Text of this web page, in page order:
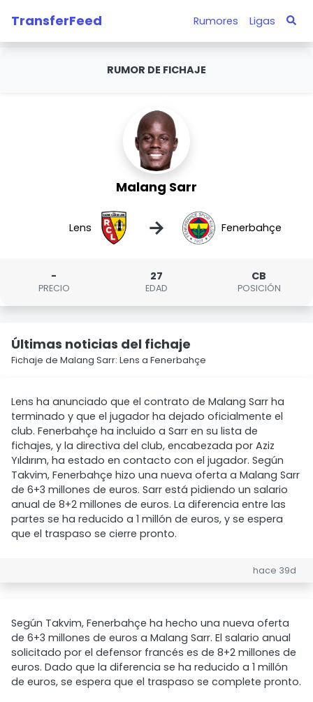
TransferFeed Rumores Ligas
RUMOR DE FICHAJE
Malang Sarr
Lens → Fenerbahçe
-
PRECIO
27
EDAD
CB
POSICIÓN
Últimas noticias del fichaje
Fichaje de Malang Sarr: Lens a Fenerbahçe
Lens ha anunciado que el contrato de Malang Sarr ha
terminado y que el jugador ha dejado oficialmente el
club. Fenerbahçe ha incluido a Sarr en su lista de
fichajes, y la directiva del club, encabezada por Aziz
Yıldırım, ha estado en contacto con el jugador. Según
Takvim, Fenerbahçe hizo una nueva oferta a Malang Sarr
de 6+3 millones de euros. Sarr está pidiendo un salario
anual de 8+2 millones de euros. La diferencia entre las
partes se ha reducido a 1 millón de euros, y se espera
que el traspaso se cierre pronto.
hace 39d
Según Takvim, Fenerbahçe ha hecho una nueva oferta
de 6+3 millones de euros a Malang Sarr. El salario anual
solicitado por el defensor francés es de 8+2 millones de
euros. Dado que la diferencia se ha reducido a 1 millón
de euros, se espera que el traspaso se complete pronto.